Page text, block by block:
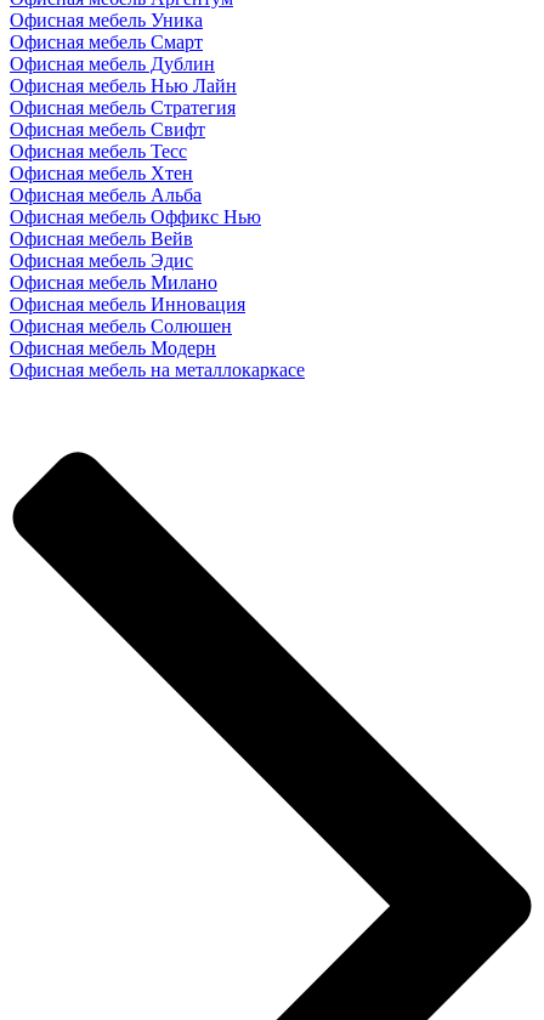
Офисная мебель Уника
Офисная мебель Смарт
Офисная мебель Дублин
Офисная мебель Нью Лайн
Офисная мебель Стратегия
Офисная мебель Свифт
Офисная мебель Тесс
Офисная мебель Хтен
Офисная мебель Альба
Офисная мебель Оффикс Нью
Офисная мебель Вейв
Офисная мебель Эдис
Офисная мебель Милано
Офисная мебель Инновация
Офисная мебель Солюшен
Офисная мебель Модерн
Офисная мебель на металлокаркасе